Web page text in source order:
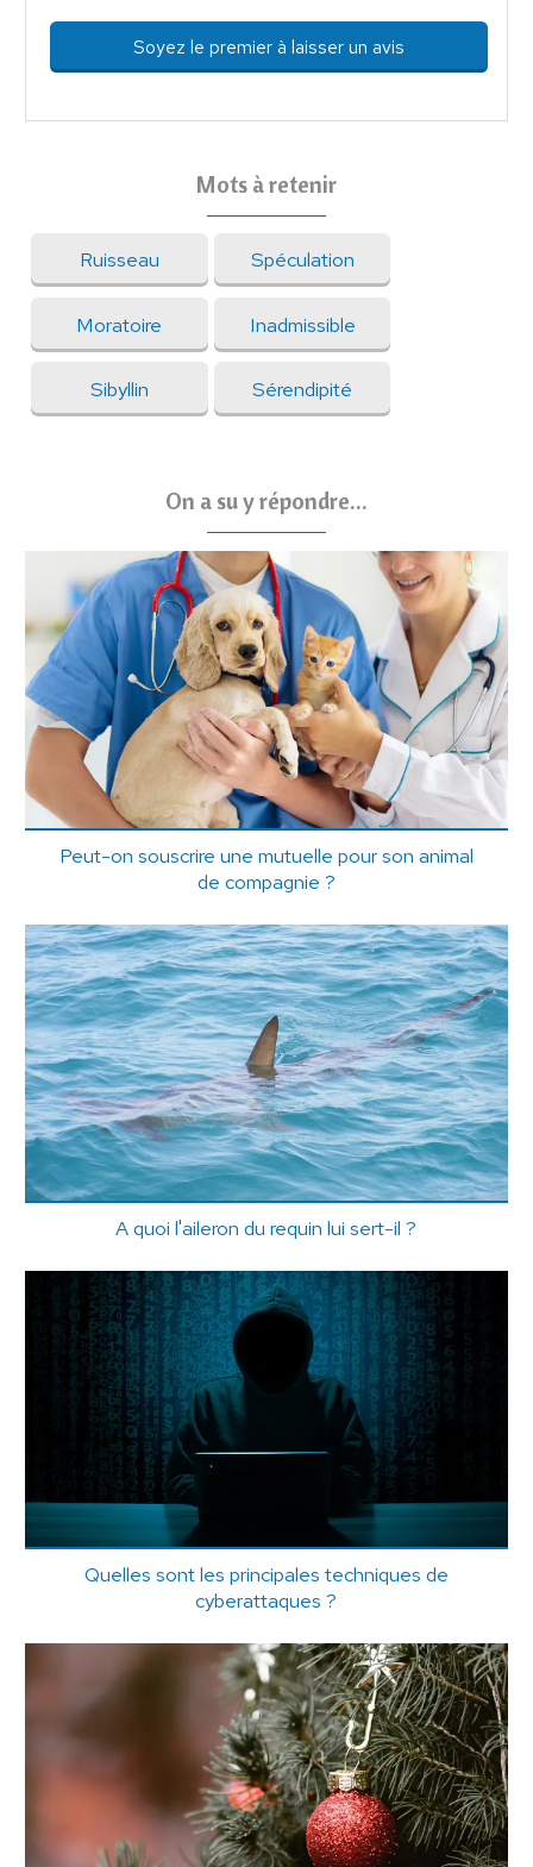
Soyez le premier à laisser un avis
Mots à retenir
Ruisseau Spéculation
Moratoire Inadmissible
Sibyllin Sérendipité
On a su y répondre...
Peut-on souscrire une mutuelle pour son animal
de compagnie ?
A quoi l'aileron du requin lui sert-il ?
Quelles sont les principales techniques de
cyberattaques ?